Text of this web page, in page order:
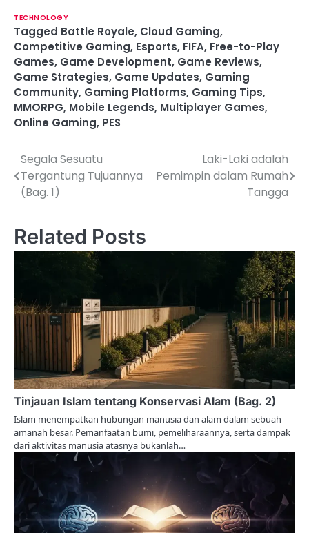
TECHNOLOGY
Tagged Battle Royale, Cloud Gaming,
Competitive Gaming, Esports, FIFA, Free-to-Play
Games, Game Development, Game Reviews,
Game Strategies, Game Updates, Gaming
Community, Gaming Platforms, Gaming Tips,
MMORPG, Mobile Legends, Multiplayer Games,
Online Gaming, PES
P
o
t
v
a
t
i
Segala Sesuatu
Tergantung Tujuannya
(Bag. 1)
Laki-Laki adalah
Pemimpin dalam Rumah
Tangga
Related Posts
Tinjauan Islam tentang Konservasi Alam (Bag. 2)
Islam menempatkan hubungan manusia dan alam dalam sebuah
amanah besar. Pemanfaatan bumi, pemeliharaannya, serta dampak
dari aktivitas manusia atasnya bukanlah…